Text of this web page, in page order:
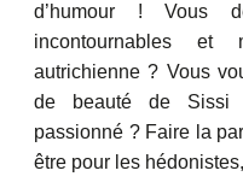
d’humour ! Vous
incontournables
autrichienne ? Vous
de beauté de Sissi
passionné ? Faire la
être pour les